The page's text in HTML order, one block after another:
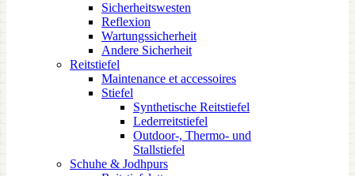
Sicherheitswesten
Reflexion
Wartungssicherheit
Andere Sicherheit
Reitstiefel
Maintenance et accessoires
Stiefel
Synthetische Reitstiefel
Lederreitstiefel
Outdoor-, Thermo- und
Stallstiefel
Schuhe & Jodhpurs